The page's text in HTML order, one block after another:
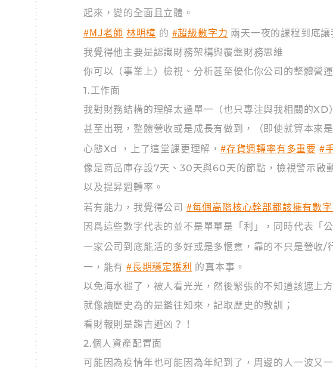
起來，變的全面且立體。
#MJ老師 林明樟 的 #超級數字力 兩天一夜的課程到底
我覺得他主要是認識財務架構與覆盤財務思維
你可以（事業上）檢視、分析甚至優化你公司的整體營
1.工作面
我對財務結構的理解太過單一（也只專注與我相關的
甚至出現，整體營收或是成長有做到，（即使就算本來
心態Xd ，上了這堂課更理解， #存貨週轉率有多重要 #
像是商品庫存設7天、30天與60天的節點，檢視警示啟
以及提昇週轉率。
若有能力，我覺得公司 #每個高階核心幹部都該擁有數
因爲這些數字代表的並不是單單是「利」，同時代表「
一家公司到底能活的多好或是多愜意，靠的不只是營收/
一，能有 #長期穩定獲利 的真本事。
以免海水褪了，被人看光光，然後緊張的不知道該遮上方
就像讀歷史為的是鑑往知來，記取歷史的教訓；
看財報則是趨吉避凶？！
2.個人資產配置面
可能因為疫情年也可能因為年紀到了，周邊的人一波